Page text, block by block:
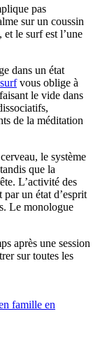
pas
sur un coussin
et le surf est l’une
dans un état
vous oblige à
le vide dans
de la méditation
le système
que la
L’activité des
un état d’esprit
Le monologue
après une session
sur toutes les
famille en